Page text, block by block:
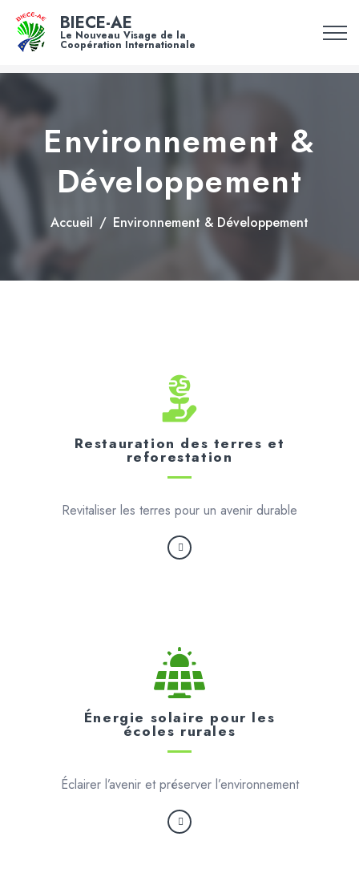
BIECE-AE
Le Nouveau Visage de la
Coopération Internationale
Environnement &
Développement
Accueil Environnement & Développement
Restauration des terres et
reforestation
Revitaliser les terres pour un avenir durable
Énergie solaire pour les
écoles rurales
Éclairer l’avenir et préserver l’environnement